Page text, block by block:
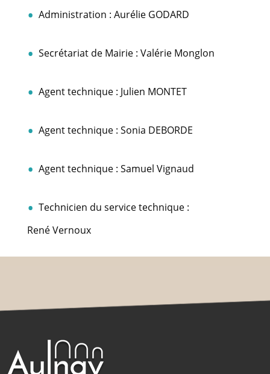
Administration : Aurélie GODARD
Secrétariat de Mairie : Valérie Monglon
Agent technique : Julien MONTET
Agent technique : Sonia DEBORDE
Agent technique : Samuel Vignaud
Technicien du service technique :
René Vernoux